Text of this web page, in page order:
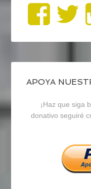
Ver
de
en
APOYA
¡Haz que siga
donativo seguiré